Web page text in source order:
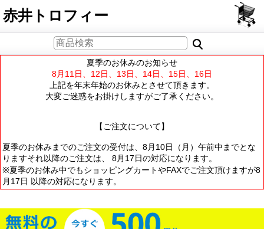
PCサイト
赤井トロフィー
夏季のお休みのお知らせ
8月11日、12日、13日、14日、15日、16日
上記を年末年始のお休みとさせて頂きます。
大変ご迷惑をお掛けしますがご了承ください。
【ご注文について】
夏季のお休みまでのご注文の受付は、8月10日（月）午前中までとな
りますそれ以降のご注文は、 8月17日の対応になります。
※夏季のお休み中でもショッピングカートやFAXでご注文頂けますが8
月17日 以降の対応になります。